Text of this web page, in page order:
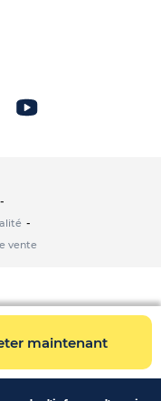
maintenant
vente